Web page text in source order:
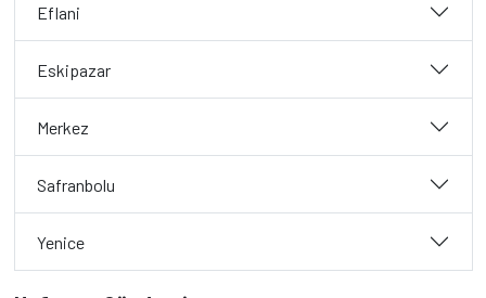
Eflani
Eskipazar
Merkez
Safranbolu
Yenice